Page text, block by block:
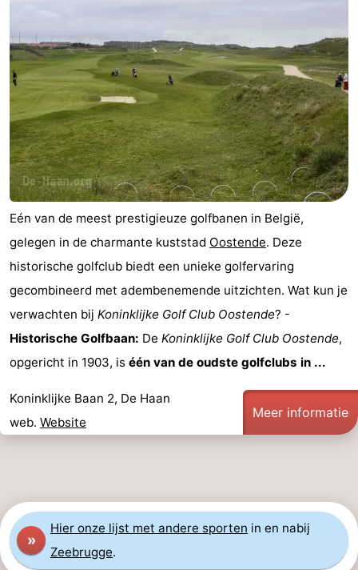
Eén van de meest prestigieuze golfbanen in België,
gelegen in de charmante kuststad Oostende. Deze
historische golfclub biedt een unieke golfervaring
gecombineerd met adembenemende uitzichten. Wat kun je
verwachten bij Koninklijke Golf Club Oostende? -
Historische Golfbaan: De Koninklijke Golf Club Oostende,
opgericht in 1903, is één van de oudste golfclubs in ...
Koninklijke Baan 2, De Haan
web. Website
Meer informatie
»
Hier onze lijst met andere sporten in en nabij
Zeebrugge.